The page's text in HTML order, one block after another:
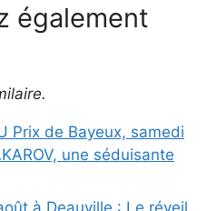
également
Prix de Bayeux, samedi
une séduisante